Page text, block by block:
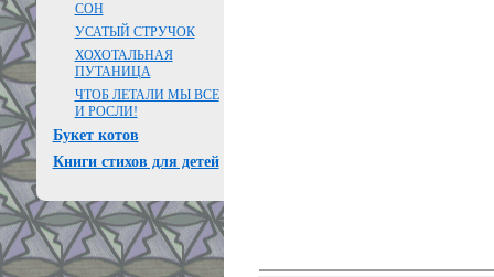
СОН
УСАТЫЙ СТРУЧОК
ХОХОТАЛЬНАЯ
ПУТАНИЦА
ЧТОБ ЛЕТАЛИ МЫ ВСЕ
И РОСЛИ!
Букет котов
Книги стихов для детей